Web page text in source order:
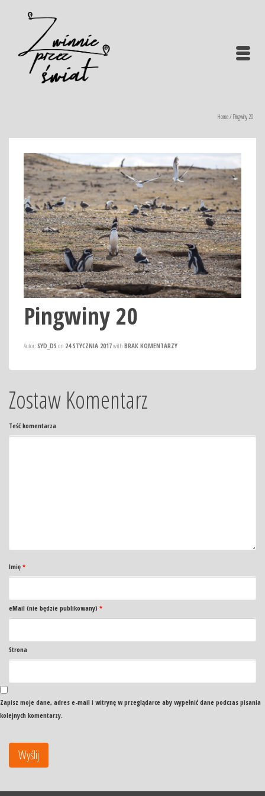
Home/ Pingwiny 20
Pingwiny 20
Autor: SYD_DS on 24 STYCZNIA 2017with BRAK KOMENTARZY
Zostaw Komentarz
Teść komentarza
Imię *
eMail (nie będzie publikowany) *
Strona
Zapisz moje dane, adres e-mail i witrynę w przeglądarce aby wypełnić dane podczas pisania
kolejnych komentarzy.